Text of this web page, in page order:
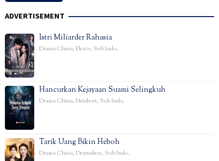
ADVERTISEMENT
Istri Miliarder Rahasia
Drama China, Flextv, Sub Indo,
Hancurkan Kejayaan Suami Selingkuh
Drama China, Netshort, Sub Indo,
Tarik Uang Bikin Heboh
Drama China, Dramabox, Sub Indo,